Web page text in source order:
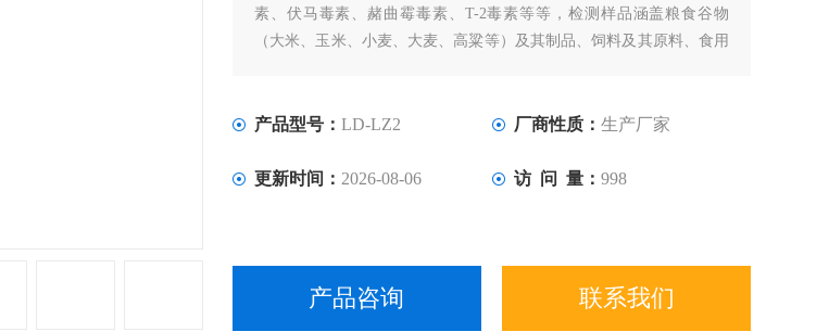
素、伏马毒素、赭曲霉毒素、T-2毒素等等，检测样品涵盖粮食谷物
（大米、玉米、小麦、大麦、高粱等）及其制品、饲料及其原料、食用
粉厂、食品加工厂、第三方检测
产品型号： LD-LZ2 厂商性质： 生产厂家
更新时间： 2026-08-06 访 问 量： 998
产品咨询 联系我们